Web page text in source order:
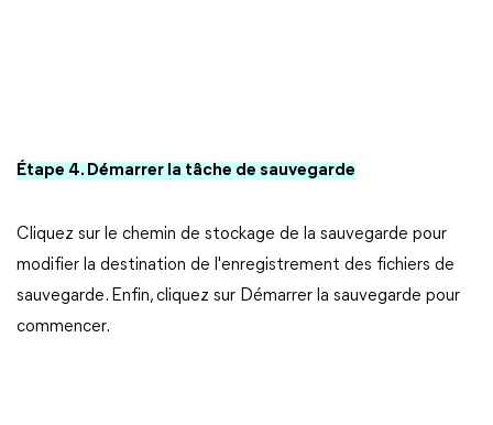
Étape 4. Démarrer la tâche de sauvegarde
Cliquez sur le chemin de stockage de la sauvegarde pour
modifier la destination de l'enregistrement des fichiers de
sauvegarde. Enfin, cliquez sur Démarrer la sauvegarde pour
commencer.